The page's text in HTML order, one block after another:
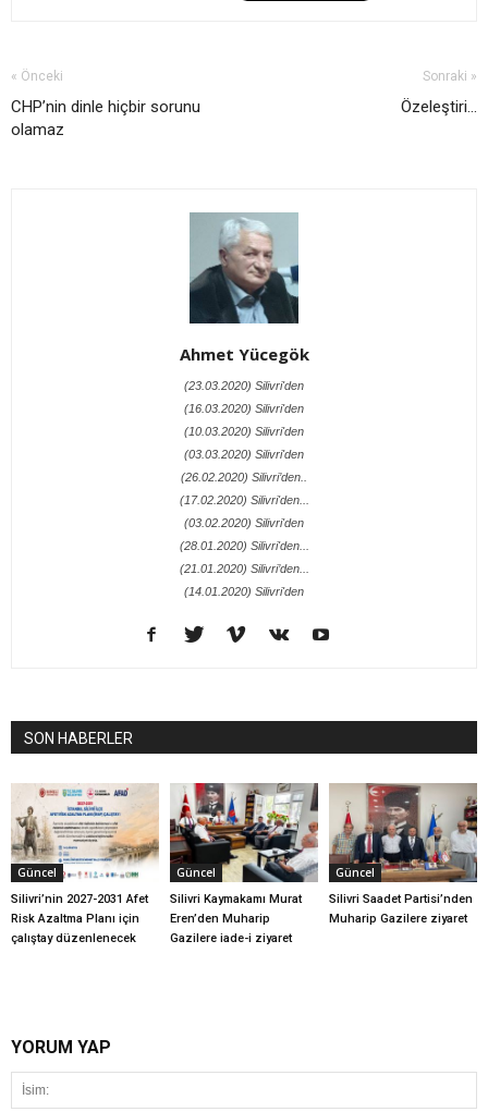
« Önceki
CHP’nin dinle hiçbir sorunu
olamaz
Sonraki »
Özeleştiri...
Ahmet Yücegök
(23.03.2020) Silivri'den
(16.03.2020) Silivri'den
(10.03.2020) Silivri'den
(03.03.2020) Silivri'den
(26.02.2020) Silivri’den..
(17.02.2020) Silivri'den...
(03.02.2020) Silivri'den
(28.01.2020) Silivri'den...
(21.01.2020) Silivri’den...
(14.01.2020) Silivri'den
SON HABERLER
Güncel
Silivri’nin 2027-2031 Afet
Risk Azaltma Planı için
çalıştay düzenlenecek
Güncel
Silivri Kaymakamı Murat
Eren’den Muharip
Gazilere iade-i ziyaret
Güncel
Silivri Saadet Partisi’nden
Muharip Gazilere ziyaret
YORUM YAP